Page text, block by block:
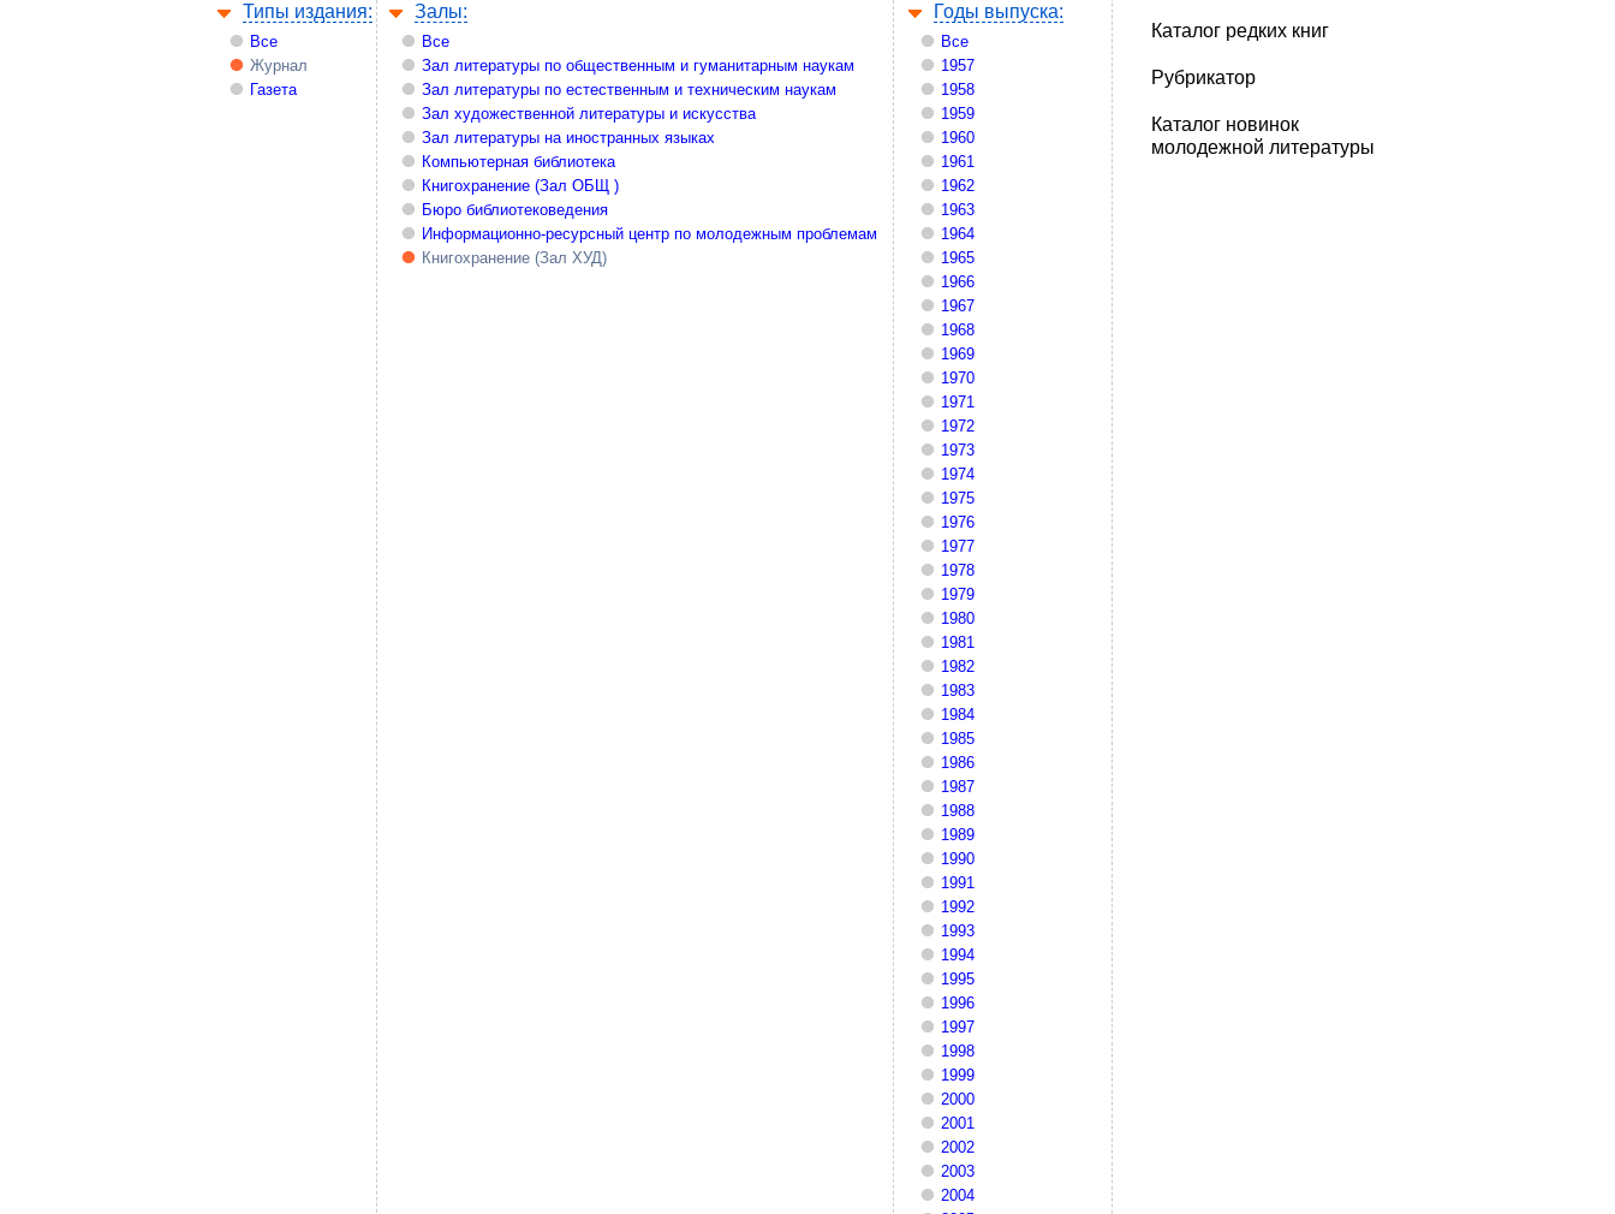
Типы издания:
Все
Журнал
Газета
Залы:
Все
Зал литературы по общественным и гуманитарным наукам
Зал литературы по естественным и техническим наукам
Зал художественной литературы и искусства
Зал литературы на иностранных языках
Компьютерная библиотека
Книгохранение (Зал ОБЩ )
Бюро библиотековедения
Информационно-ресурсный центр по молодежным проблемам
Книгохранение (Зал ХУД)
Годы выпуска:
Все
1957
1958
1959
1960
1961
1962
1963
1964
1965
1966
1967
1968
1969
1970
1971
1972
1973
1974
1975
1976
1977
1978
1979
1980
1981
1982
1983
1984
1985
1986
1987
1988
1989
1990
1991
1992
1993
1994
1995
1996
1997
1998
1999
2000
2001
2002
2003
2004
Каталог редких книг
Рубрикатор
Каталог новинок
молодежной литературы